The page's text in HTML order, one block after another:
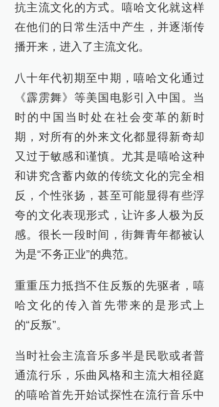
抗主流文化的方式。嘻哈文化就这样
在他们的日常生活中产生，并逐渐传
播开来，进入了主流文化。
八十年代初期至中期，嘻哈文化通过
《霹雳舞》等美国电影引入中国。当
时的中国当时处在社会变革的新时
期，对所有的外来文化都显得新奇却
又过于敏感和谨慎。尤其是嘻哈这种
和讲究含蓄内敛的传统文化的完全相
反，个性张扬，甚至可能显得有些浮
夸的文化表现形式，让许多人极为反
感。很长一段时间，街舞青年都被认
为是“不务正业”的典范。
重重压力抵挡不住反叛的先驱者，嘻
哈文化的传入首先带来的是形式上
的“反叛”。
当时社会主流音乐多半是民歌或者普
通流行乐，乐曲风格和主流大相径庭
的嘻哈首先开始试探性在流行音乐中